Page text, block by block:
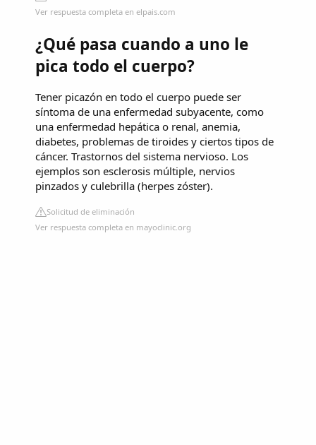
Ver respuesta completa en elpais.com
¿Qué pasa cuando a uno le
pica todo el cuerpo?
Tener picazón en todo el cuerpo puede ser
síntoma de una enfermedad subyacente, como
una enfermedad hepática o renal, anemia,
diabetes, problemas de tiroides y ciertos tipos de
cáncer. Trastornos del sistema nervioso. Los
ejemplos son esclerosis múltiple, nervios
pinzados y culebrilla (herpes zóster).
Solicitud de eliminación
Ver respuesta completa en mayoclinic.org